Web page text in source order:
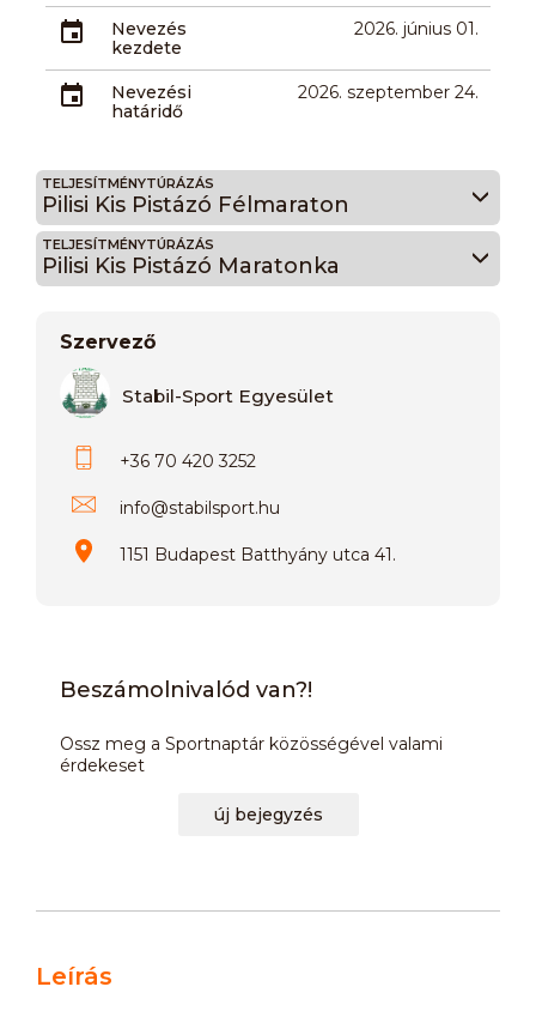
Nevezés
kezdete
2026. június 01.
Nevezési
határidő
2026. szeptember 24.
TELJESÍTMÉNYTÚRÁZÁS
Pilisi Kis Pistázó Félmaraton
TELJESÍTMÉNYTÚRÁZÁS
Pilisi Kis Pistázó Maratonka
Szervező
Stabil-Sport Egyesület
+36 70 420 3252
info@stabilsport.hu
1151 Budapest Batthyány utca 41.
Beszámolnivalód van?!
Ossz meg a Sportnaptár közösségével valami
érdekeset
új bejegyzés
Leírás